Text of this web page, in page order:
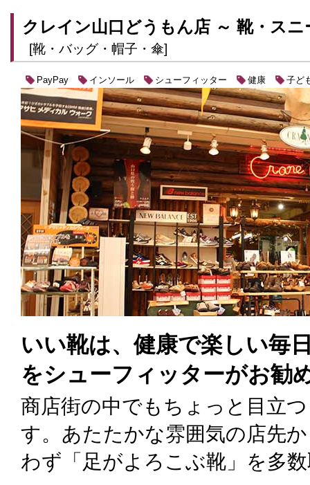
クレイン山口どうもん店 ～ 靴・スニ
[靴・バッグ・帽子・傘]
PayPay インソール シューフィッター 健康 子ど
いい靴は、健康で楽しい毎
をシューフィッターがお勧
商店街の中でもちょっと目立
す。あたたかな雰囲気の店先
わず「足がよろこぶ靴」を多